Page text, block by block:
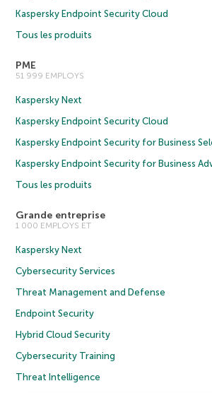
Kaspersky Endpoint Security Cloud
Tous les produits
PME
51 999 EMPLOYS
Kaspersky Next
Kaspersky Endpoint Security Cloud
Kaspersky Endpoint Security for Business
Kaspersky Endpoint Security for Business
Tous les produits
Grande entreprise
1 000 EMPLOYS ET
Kaspersky Next
Cybersecurity Services
Threat Management and Defense
Endpoint Security
Hybrid Cloud Security
Cybersecurity Training
Threat Intelligence